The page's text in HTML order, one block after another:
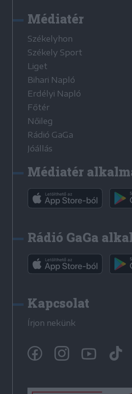
Médiatér
Székelyhon
Székely Sport
Liget
Bihari Napló
Erdélyi Napló
Főtér
Nőileg
Rádió GaGa
Jóállás
Médiatér
Rádió GaGa
Kapcsolat
Írjon nekünk